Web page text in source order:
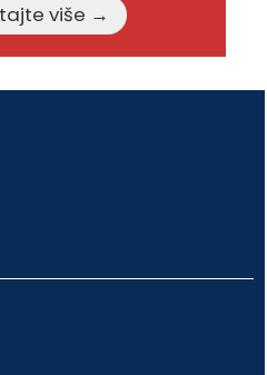
Pročitajte više →